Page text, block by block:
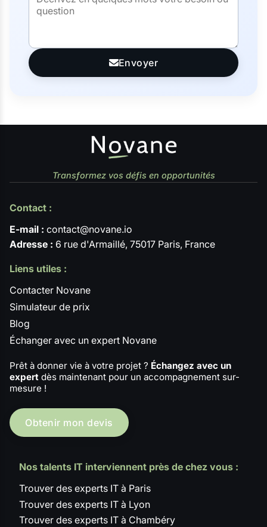
Envoyer
Transformez vos défis en opportunités
Contact :
E-mail : contact@novane.io
Adresse : 6 rue d'Armaillé, 75017 Paris, France
Liens utiles :
Contacter Novane
Simulateur de prix
Blog
Échanger avec un expert Novane
Prêt à donner vie à votre projet ? Échangez avec un
expert dès maintenant pour un accompagnement sur-
mesure !
Obtenir mon devis
Nos talents IT interviennent près de chez vous :
Trouver des experts IT à Paris
Trouver des experts IT à Lyon
Trouver des experts IT à Chambéry